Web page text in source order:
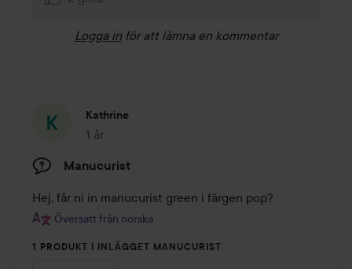
Logga in för att lämna en kommentar
Kathrine
1 år
Inlägget skapades 1 år
Manucurist
Hej, får ni in manucurist green i färgen pop?
Översatt från norska
1 PRODUKT I INLÄGGET MANUCURIST